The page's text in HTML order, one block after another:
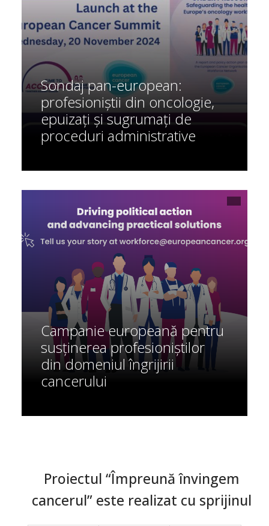
Sondaj pan-european:
profesioniștii din oncologie,
epuizați și sugrumați de
proceduri administrative
Campanie europeană pentru
susținerea profesioniștilor
din domeniul îngrijirii
cancerului
Proiectul “Împreună învingem
cancerul” este realizat cu sprijinul